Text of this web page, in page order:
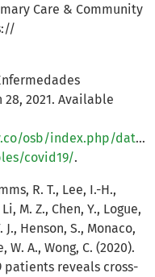
Care & Community
2021. Available
osb/index.php/datos-
covid19/.
R. T., Lee, I.-H.,
M. Z., Chen, Y., Logue,
J., Henson, S., Monaco,
W. A., Wong, C. (2020).
patients reveals cross-